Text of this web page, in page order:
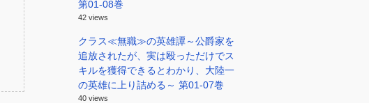
第01-08巻
42 views
クラス≪無職≫の英雄譚～公爵家を
追放されたが、実は殴っただけでス
キルを獲得できるとわかり、大陸一
の英雄に上り詰める～ 第01-07巻
40 views